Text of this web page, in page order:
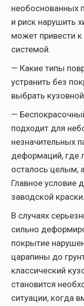
необоснованных
и риск нарушить
может привести
системой.
— Какие типы
устранить без
выбрать
—
подходит для
незначительных
деформаций, где
осталось целым,
Главное условие
заводской краски.
В случаях
сильно
покрытие
царапины до
классический
становится
ситуации, когда